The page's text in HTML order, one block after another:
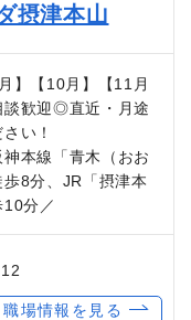
摂津本山
】【10月】【11月
談歓迎◎直近・月途
い！
本線「青木（おお
8分、JR「摂津本
分／
職場情報を見る